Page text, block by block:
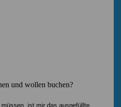
und wollen buchen?
ist mir das ausgefüllte